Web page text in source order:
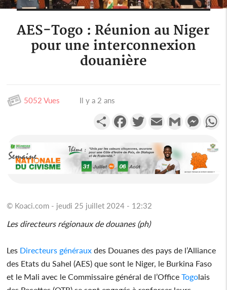
AES-Togo : Réunion au Niger
pour une interconnexion
douanière
5052 Vues Il y a 2 ans
PartagerFacebookTwitterEmail Gmail
© Koaci.com - jeudi 25 juillet 2024 - 12:32
Les directeurs régionaux de douanes (ph)
Les Directeurs généraux des Douanes des pays de l’Alliance
des Etats du Sahel (AES) que sont le Niger, le Burkina Faso
et le Mali avec le Commissaire général de l’Office Togolais